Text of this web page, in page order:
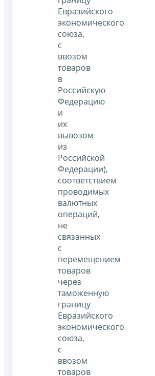
Евразийского
экономического
союза,
с
ввозом
товаров
в
Российскую
Федерацию
и
их
вывозом
из
Российской
Федерации),
соответствием
проводимых
валютных
операций,
не
связанных
с
перемещением
товаров
через
таможенную
границу
Евразийского
экономического
союза,
с
ввозом
товаров